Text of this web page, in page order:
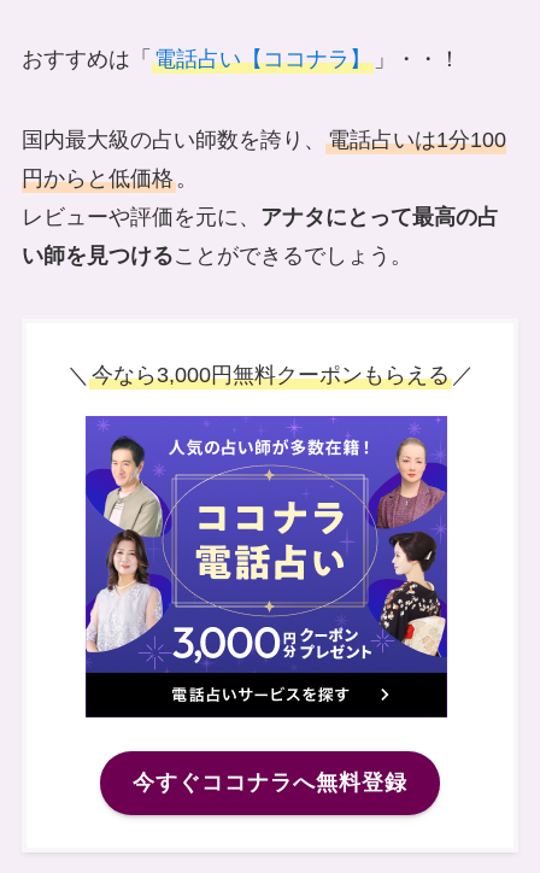
おすすめは「 電話占い【ココナラ】」・・！
国内最大級の占い師数を誇り、 電話占いは1分100
円からと低価格。
レビューや評価を元に、 アナタにとって最高の占
い師を見つけることができるでしょう。
＼ 今なら3,000円無料クーポンもらえる／
今すぐココナラへ無料登録